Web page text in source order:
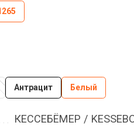
Антрацит Белый
КЕССЕБЁМЕР /